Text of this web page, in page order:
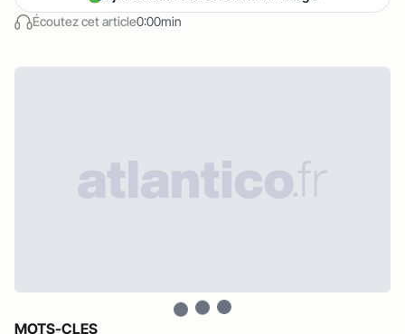
Écoutez cet article0:00min
MOTS-CLES